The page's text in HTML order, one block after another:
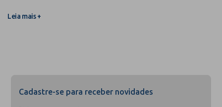
Leia mais +
Cadastre-se para receber novidades